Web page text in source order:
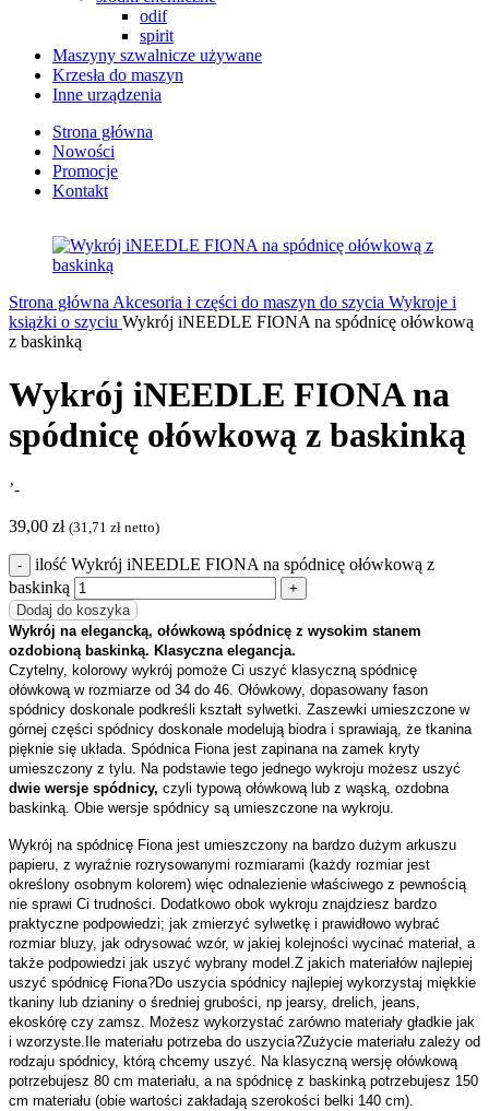
odif
spirit
Maszyny szwalnicze używane
Krzesła do maszyn
Inne urządzenia
Strona główna
Nowości
Promocje
Kontakt
Strona główna Akcesoria i części do maszyn do szycia Wykroje i
książki o szyciu Wykrój iNEEDLE FIONA na spódnicę ołówkową
z baskinką
Wykrój iNEEDLE FIONA na
spódnicę ołówkową z baskinką
’-
39,00 zł (31,71 zł netto)
ilość Wykrój iNEEDLE FIONA na spódnicę ołówkową z
baskinką
Dodaj do koszyka
Wykrój na elegancką, ołówkową spódnicę z wysokim stanem
ozdobioną baskinką. Klasyczna elegancja.
Czytelny, kolorowy wykrój pomoże Ci uszyć klasyczną spódnicę
ołówkową w rozmiarze od 34 do 46. Ołówkowy, dopasowany fason
spódnicy doskonale podkreśli kształt sylwetki. Zaszewki umieszczone w
górnej części spódnicy doskonale modelują biodra i sprawiają, że tkanina
pięknie się układa. Spódnica Fiona jest zapinana na zamek kryty
umieszczony z tylu. Na podstawie tego jednego wykroju możesz uszyć
dwie wersje spódnicy, czyli typową ołówkową lub z wąską, ozdobna
baskinką. Obie wersje spódnicy są umieszczone na wykroju.
Wykrój na spódnicę Fiona jest umieszczony na bardzo dużym arkuszu
papieru, z wyraźnie rozrysowanymi rozmiarami (każdy rozmiar jest
określony osobnym kolorem) więc odnalezienie właściwego z pewnością
nie sprawi Ci trudności. Dodatkowo obok wykroju znajdziesz bardzo
praktyczne podpowiedzi; jak zmierzyć sylwetkę i prawidłowo wybrać
rozmiar bluzy, jak odrysować wzór, w jakiej kolejności wycinać materiał, a
także podpowiedzi jak uszyć wybrany model. Z jakich materiałów najlepiej
uszyć spódnicę Fiona?Do uszycia spódnicy najlepiej wykorzystaj miękkie
tkaniny lub dzianiny o średniej grubości, np jearsy, drelich, jeans,
ekoskórę czy zamsz. Możesz wykorzystać zarówno materiały gładkie jak
i wzorzyste.
Ile materiału potrzeba do uszycia?Zużycie materiału zależy od
rodzaju spódnicy, którą chcemy uszyć. Na klasyczną wersję ołówkową
potrzebujesz 80 cm materiału, a na spódnicę z baskinką potrzebujesz 150
cm materiału (obie wartości zakładają szerokości belki 140 cm).